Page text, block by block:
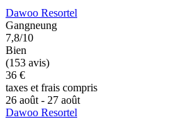
Dawoo Resortel
Gangneung
7,8/10
Bien
(153 avis)
36 €
taxes et frais compris
26 août - 27 août
Dawoo Resortel